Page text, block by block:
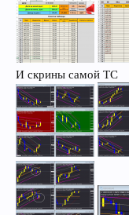
И скрины самой ТС